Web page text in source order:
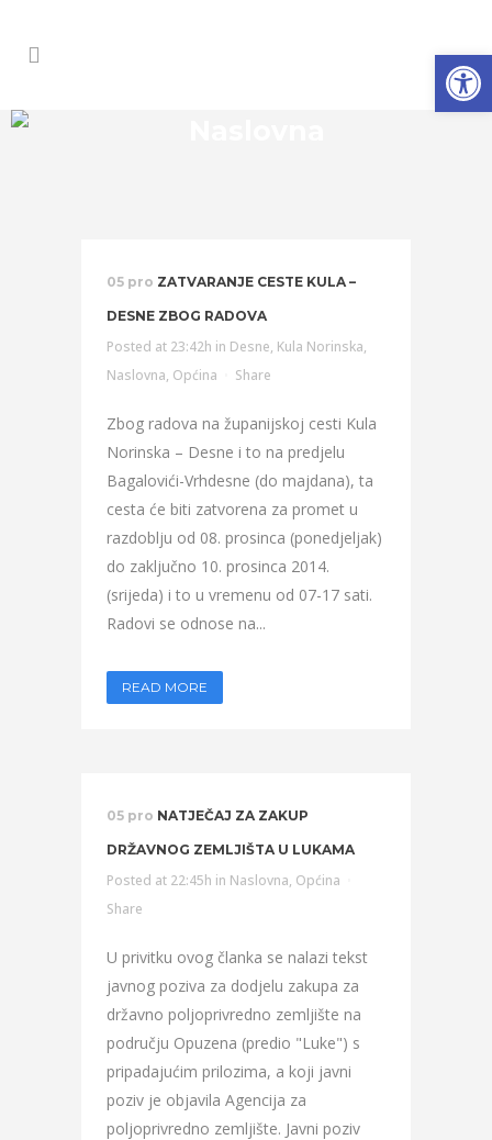
05 pro ZATVARANJE CESTE KULA –
DESNE ZBOG RADOVA
Posted at 23:42h in Desne, Kula Norinska,
Naslovna, Općina Share
Zbog radova na županijskoj cesti Kula
Norinska – Desne i to na predjelu
Bagalovići-Vrhdesne (do majdana), ta
cesta će biti zatvorena za promet u
razdoblju od 08. prosinca (ponedjeljak)
do zaključno 10. prosinca 2014.
(srijeda) i to u vremenu od 07-17 sati.
Radovi se odnose na...
READ MORE
05 pro NATJEČAJ ZA ZAKUP
DRŽAVNOG ZEMLJIŠTA U LUKAMA
Posted at 22:45h in Naslovna, Općina
Share
U privitku ovog članka se nalazi tekst
javnog poziva za dodjelu zakupa za
državno poljoprivredno zemljište na
području Opuzena (predio "Luke") s
pripadajućim prilozima, a koji javni
poziv je objavila Agencija za
poljoprivredno zemljište. Javni poziv